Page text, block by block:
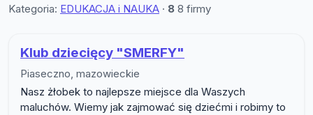
Kategoria: EDUKACJA i NAUKA · 8 8 firmy
Klub dziecięcy "SMERFY"
Piaseczno, mazowieckie
Nasz żłobek to najlepsze miejsce dla Waszych
maluchów. Wiemy jak zajmować się dziećmi i robimy to